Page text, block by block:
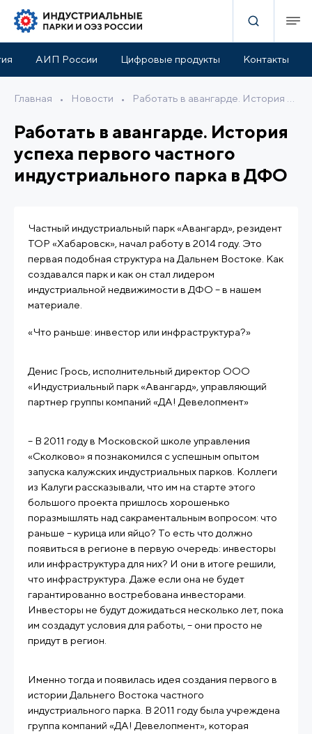
АИП России Цифровые продукты Контакты
Главная • Новости •
Работать в авангарде. История
успеха первого частного
индустриального парка в ДФО
Частный индустриальный парк «Авангард», резидент
ТОР «Хабаровск», начал работу в 2014 году. Это
первая подобная структура на Дальнем Востоке. Как
создавался парк и как он стал лидером
индустриальной недвижимости в ДФО – в нашем
материале.
«Что раньше: инвестор или инфраструктура?»
Денис Грось, исполнительный директор ООО
«Индустриальный парк «Авангард», управляющий
партнер группы компаний «ДА! Девелопмент»
– В 2011 году в Московской школе управления
«Сколково» я познакомился с успешным опытом
запуска калужских индустриальных парков. Коллеги
из Калуги рассказывали, что им на старте этого
большого проекта пришлось хорошенько
поразмышлять над сакраментальным вопросом: что
раньше – курица или яйцо? То есть что должно
появиться в регионе в первую очередь: инвесторы
или инфраструктура для них? И они в итоге решили,
что инфраструктура. Даже если она не будет
гарантированно востребована инвесторами.
Инвесторы не будут дожидаться несколько лет, пока
им создадут условия для работы, – они просто не
придут в регион.
Именно тогда и появилась идея создания первого в
истории Дальнего Востока частного
индустриального парка. В 2011 году была учреждена
группа компаний «ДА! Девелопмент», которая